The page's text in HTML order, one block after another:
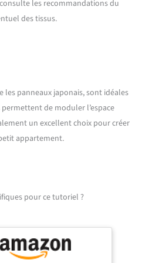
les recommandations du
des tissus.
les panneaux japonais, sont idéales
de moduler l’espace
un excellent choix pour créer
appartement.
pour ce tutoriel ?